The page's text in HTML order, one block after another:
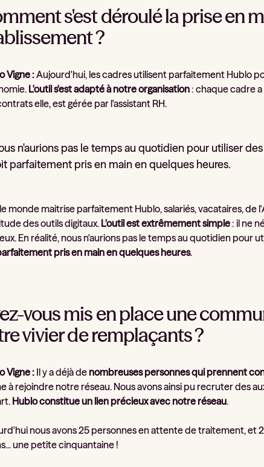
s'est déroulé la prise en
?
Vigne :Aujourd'hui, les cadres utilisent parfaitement Hublo
L'outil s'est adapté à notre organisation: chaque cadre a
elle, est gérée par l'assistant RH.
n'aurions pas le temps au quotidien pour utiliser
parfaitement pris en main en quelques heures.
monde maitrise parfaitement Hublo, salariés, vacataires, de
des outils digitaux. L'outil est extrêmement simple: il ne
En réalité, nous n'aurions pas le temps au quotidien pour
pris en main en quelques heures.
vous mis en place une
vivier de remplaçants ?
Vigne :Il y a déjà de nombreuses personnes qui prennent
à rejoindre notre réseau. Nous avons ainsi pu recruter des
Hublo constitue un lien précieux avec notre réseau.
nous avons 25 personnes en attente de traitement, et
une petite cinquantaine !